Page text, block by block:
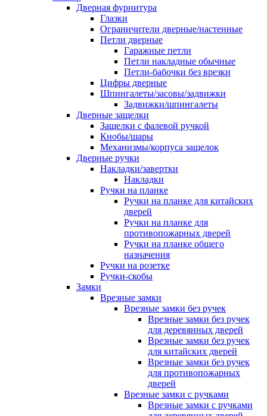
Дверная фурнитура
Глазки
Ограничители дверные/настенные
Петли дверные
Гаражные петли
Петли накладные обычные
Петли-бабочки без врезки
Цифры дверные
Шпингалеты/засовы/задвижки
Задвижки/шпингалеты
Дверные защелки
Защелки с фалевой ручкой
Кнобы/шары
Механизмы/корпуса защелок
Дверные ручки
Накладки/завертки
Накладки
Ручки на планке
Ручки на планке для китайских
дверей
Ручки на планке для
противопожарных дверей
Ручки на планке общего
назначения
Ручки на розетке
Ручки-скобы
Замки
Врезные замки
Врезные замки без ручек
Врезные замки без ручек
для деревянных дверей
Врезные замки без ручек
для китайских дверей
Врезные замки без ручек
для противопожарных
дверей
Врезные замки с ручками
Врезные замки с ручками